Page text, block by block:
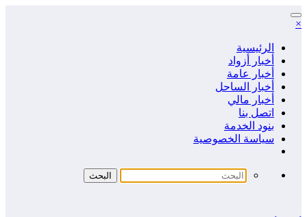
التجاوز
إلى
×
الرئيسية
أخبار أزواد
أخبار عامة
أخبار الساحل
أخبار مالي
اتصل بنا
بنود الخدمة
سياسة الخصوصية